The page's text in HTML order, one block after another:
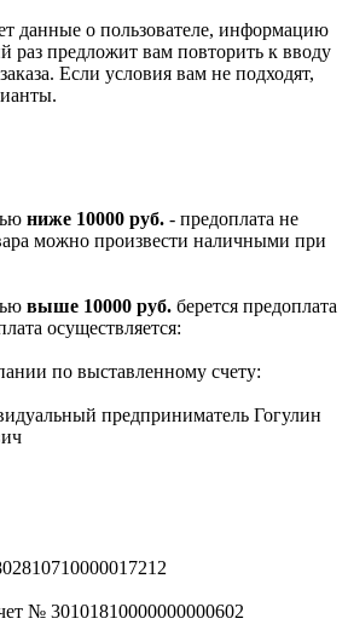
данные о пользователе, информацию
раз предложит вам повторить к вводу
Если условия вам не подходят,
ниже 10000 руб. - предоплата не
можно произвести наличными при
выше 10000 руб. берется предоплата
осуществляется:
по выставленному счету:
предприниматель Гогулин
№ 30101810000000000602